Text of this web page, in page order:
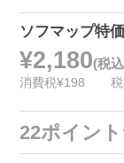
ソフマップ特価
¥2,180(税
消費税¥198
22ポイン